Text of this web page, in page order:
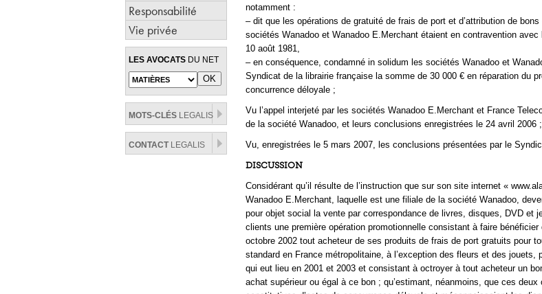
Responsabilité
Vie privée
LES AVOCATS DU NET
MOTS-CLÉS LEGALIS
CONTACTLEGALIS
notamment :
– dit que les opérations de gratuité de frais de port et d’attribution de bons
sociétés Wanadoo et Wanadoo E.Merchant étaient en contravention
10 août 1981,
– en conséquence, condamné in solidum les sociétés Wanadoo et
Syndicat de la librairie française la somme de 30 000 € en réparation du
concurrence déloyale ;
Vu l’appel interjeté par les sociétés Wanadoo E.Merchant et France
de la société Wanadoo, et leurs conclusions enregistrées le 24 avril 2006 ;
Vu, enregistrées le 5 mars 2007, les conclusions présentées par le
DISCUSSION
Considérant qu’il résulte de l’instruction que sur son site internet «
Wanadoo E.Merchant, laquelle est une filiale de la société Wanadoo,
pour objet social la vente par correspondance de livres, disques, DVD et
clients une première opération promotionnelle consistant à faire
octobre 2002 tout acheteur de ses produits de frais de port gratuits pour
standard en France métropolitaine, à l’exception des fleurs et des jouets,
qui eut lieu en 2001 et 2003 et consistant à octroyer à tout acheteur un
achat supérieur ou égal à ce bon ; qu’estimant, néanmoins, que ces deux